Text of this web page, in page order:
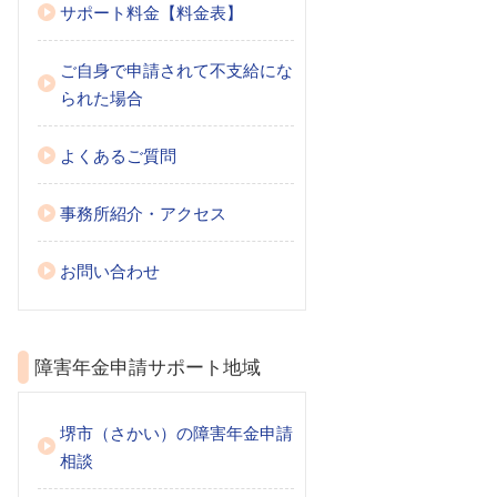
サポート料金【料金表】
ご自身で申請されて不支給にな
られた場合
よくあるご質問
事務所紹介・アクセス
お問い合わせ
障害年金申請サポート地域
堺市（さかい）の障害年金申請
相談